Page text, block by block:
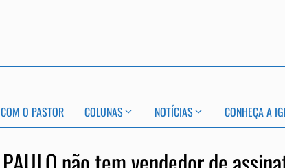
O PASTOR COLUNAS NOTÍCIAS CONHEÇA A